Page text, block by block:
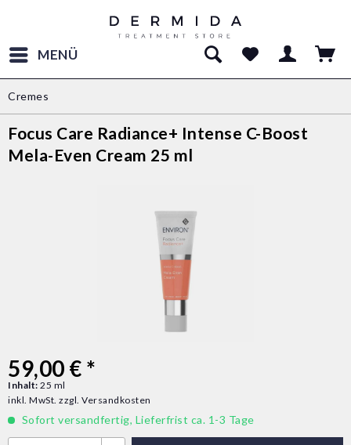
MENÜ
Cremes
Focus Care Radiance+ Intense C-Boost
Mela-Even Cream 25 ml
59,00 € *
Inhalt: 25 ml
inkl. MwSt. zzgl. Versandkosten
Sofort versandfertig, Lieferfrist ca. 1-3 Tage